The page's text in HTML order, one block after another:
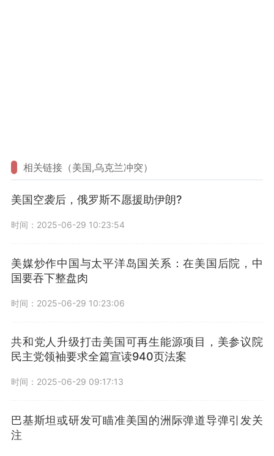
相关链接（美国,乌克兰冲突）
美国空袭后，俄罗斯不愿援助伊朗?
时间：2025-06-29 10:23:54
美媒炒作中国与太平洋岛国关系：在美国后院，中
国要吞下整盘肉
时间：2025-06-29 10:23:06
共和党人升级打击美国可再生能源项目，美参议院
民主党领袖要求全篇宣读940页法案
时间：2025-06-29 09:17:13
巴基斯坦或研发可瞄准美国的洲际弹道导弹引发关
注